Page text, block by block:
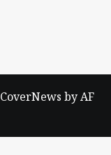
CoverNews by AF